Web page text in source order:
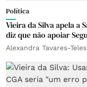
Política
Vieira da Silva apela a
diz que não apoiar
Alexandra Tavares-Teles